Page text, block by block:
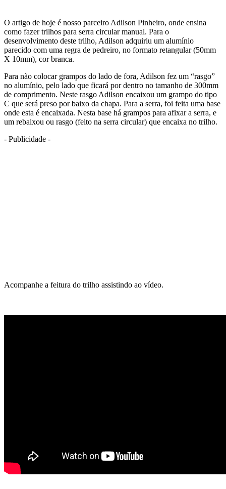
O artigo de hoje é nosso parceiro Adilson Pinheiro, onde ensina
como fazer trilhos para serra circular manual. Para o
desenvolvimento deste trilho, Adilson adquiriu um alumínio
parecido com uma regra de pedreiro, no formato retangular (50mm
X 10mm), cor branca.
Para não colocar grampos do lado de fora, Adilson fez um “rasgo”
no alumínio, pelo lado que ficará por dentro no tamanho de 300mm
de comprimento. Neste rasgo Adilson encaixou um grampo do tipo
C que será preso por baixo da chapa. Para a serra, foi feita uma base
onde esta é encaixada. Nesta base há grampos para afixar a serra, e
um rebaixou ou rasgo (feito na serra circular) que encaixa no trilho.
- Publicidade -
Acompanhe a feitura do trilho assistindo ao vídeo.